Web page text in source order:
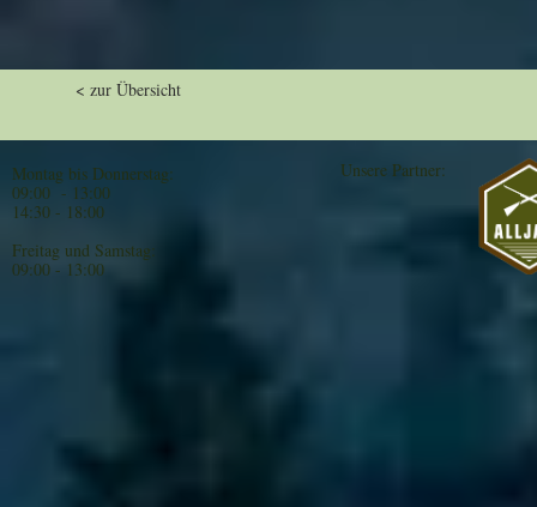
< zur Übersicht
Montag bis Donnerstag:
09:00 - 13:00
14:30 - 18:00
Freitag und Samstag:
09:00 - 13:00
Unsere Partner: